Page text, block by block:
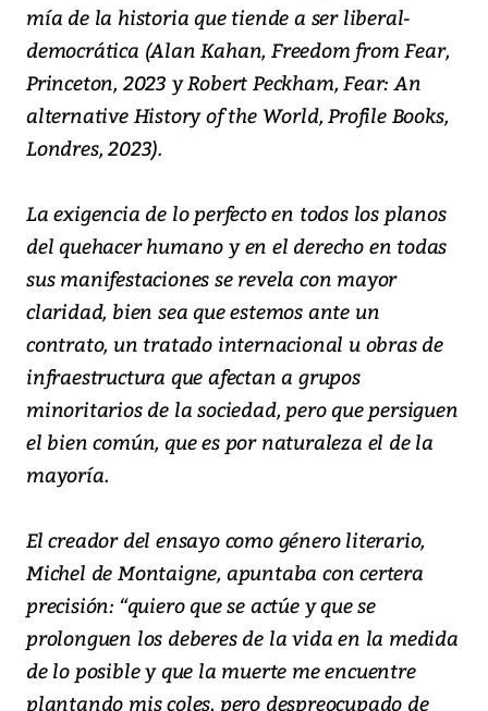
mía de la historia que tiende a ser liberal-
democrática (Alan Kahan, Freedom from Fear,
Princeton, 2023 y Robert Peckham, Fear: An
alternative History of the World, Profile Books,
Londres, 2023).
La exigencia de lo perfecto en todos los planos
del quehacer humano y en el derecho en todas
sus manifestaciones se revela con mayor
claridad, bien sea que estemos ante un
contrato, un tratado internacional u obras de
infraestructura que afectan a grupos
minoritarios de la sociedad, pero que persiguen
el bien común, que es por naturaleza el de la
mayoría.
El creador del ensayo como género literario,
Michel de Montaigne, apuntaba con certera
precisión: “quiero que se actúe y que se
prolonguen los deberes de la vida en la medida
de lo posible y que la muerte me encuentre
plantando mis coles, pero despreocupado de